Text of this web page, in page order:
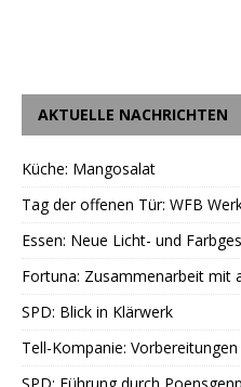
AKTUELLE NACHRICHTEN
Küche: Mangosalat
Tag der offenen Tür: WFB
Essen: Neue Licht- und
Fortuna: Zusammenarbeit mit
SPD: Blick in Klärwerk
Tell-Kompanie: